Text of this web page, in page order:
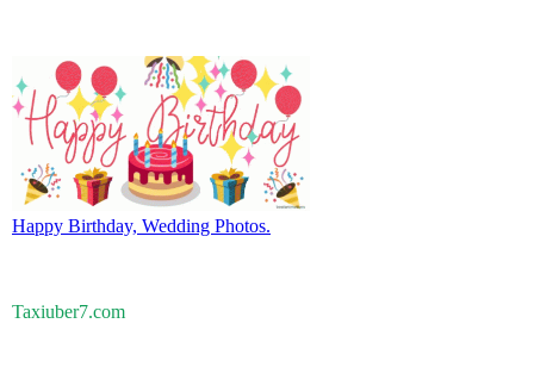
Happy Birthday, Wedding Photos.
Taxiuber7.com